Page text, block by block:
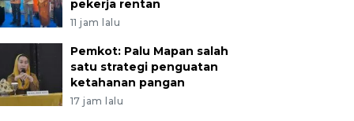
pekerja rentan
11 jam lalu
Pemkot: Palu Mapan salah
satu strategi penguatan
ketahanan pangan
17 jam lalu